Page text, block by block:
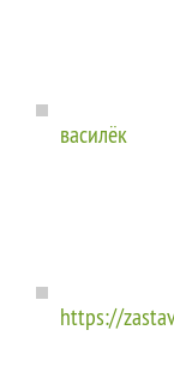
василёк
https://